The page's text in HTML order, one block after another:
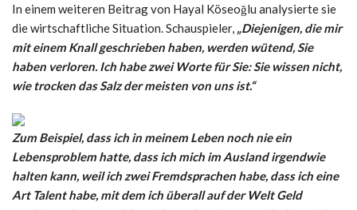
In einem weiteren Beitrag von Hayal Köseoğlu analysierte sie
die wirtschaftliche Situation. Schauspieler, „Diejenigen, die mir
mit einem Knall geschrieben haben, werden wütend, Sie
haben verloren. Ich habe zwei Worte für Sie: Sie wissen nicht,
wie trocken das Salz der meisten von uns ist.“
Zum Beispiel, dass ich in meinem Leben noch nie ein
Lebensproblem hatte, dass ich mich im Ausland irgendwie
halten kann, weil ich zwei Fremdsprachen habe, dass ich eine
Art Talent habe, mit dem ich überall auf der Welt Geld